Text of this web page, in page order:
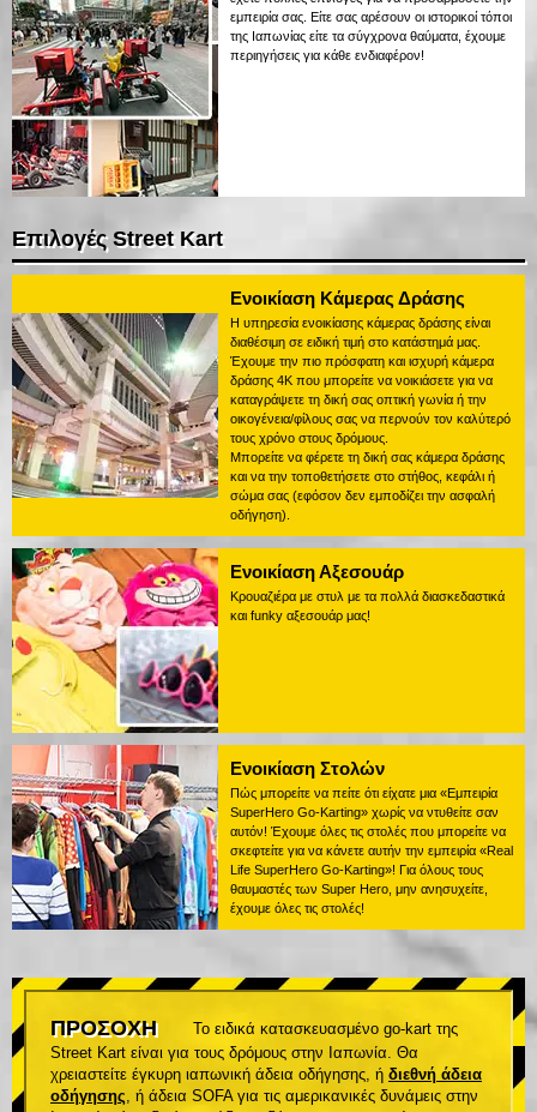
εμπειρία σας. Είτε σας αρέσουν οι ιστορικοί τόποι
της Ιαπωνίας είτε τα σύγχρονα θαύματα, έχουμε
περιηγήσεις για κάθε ενδιαφέρον!
Επιλογές Street Kart
Ενοικίαση Κάμερας Δράσης
Η υπηρεσία ενοικίασης κάμερας δράσης είναι
διαθέσιμη σε ειδική τιμή στο κατάστημά μας.
Έχουμε την πιο πρόσφατη και ισχυρή κάμερα
δράσης 4K που μπορείτε να νοικιάσετε για να
καταγράψετε τη δική σας οπτική γωνία ή την
οικογένεια/φίλους σας να περνούν τον καλύτερό
τους χρόνο στους δρόμους.
Μπορείτε να φέρετε τη δική σας κάμερα δράσης
και να την τοποθετήσετε στο στήθος, κεφάλι ή
σώμα σας (εφόσον δεν εμποδίζει την ασφαλή
οδήγηση).
Ενοικίαση Αξεσουάρ
Κρουαζιέρα με στυλ με τα πολλά διασκεδαστικά
και funky αξεσουάρ μας!
Ενοικίαση Στολών
Πώς μπορείτε να πείτε ότι είχατε μια «Εμπειρία
SuperHero Go-Karting» χωρίς να ντυθείτε σαν
αυτόν! Έχουμε όλες τις στολές που μπορείτε να
σκεφτείτε για να κάνετε αυτήν την εμπειρία «Real
Life SuperHero Go-Karting»! Για όλους τους
θαυμαστές των Super Hero, μην ανησυχείτε,
έχουμε όλες τις στολές!
ΠΡΟΣΟΧΗ
Το ειδικά κατασκευασμένο go-kart της
Street Kart είναι για τους δρόμους στην Ιαπωνία. Θα
χρειαστείτε έγκυρη ιαπωνική άδεια οδήγησης, ή διεθνή άδεια
οδήγησης , ή άδεια SOFA για τις αμερικανικές δυνάμεις στην